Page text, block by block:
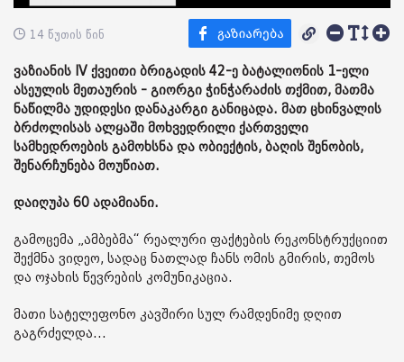
14 წუთის წინ
ვაზიანის IV ქვეითი ბრიგადის 42-ე ბატალიონის 1-ელი
ასეულის მეთაურის - გიორგი ჭინჭარაძის თქმით, მათმა
ნაწილმა უდიდესი დანაკარგი განიცადა. მათ ცხინვალის
ბრძოლისას ალყაში მოხვედრილი ქართველი
სამხედროების გამოხსნა და ობიექტის, ბაღის შენობის,
შენარჩუნება მოუწიათ.
დაიღუპა 60 ადამიანი.
გამოცემა „ამბებმა“ რეალური ფაქტების რეკონსტრუქციით
შექმნა ვიდეო, სადაც ნათლად ჩანს ომის გმირის, თემოს
და ოჯახის წევრების კომუნიკაცია.
მათი სატელეფონო კავშირი სულ რამდენიმე დღით
გაგრძელდა...